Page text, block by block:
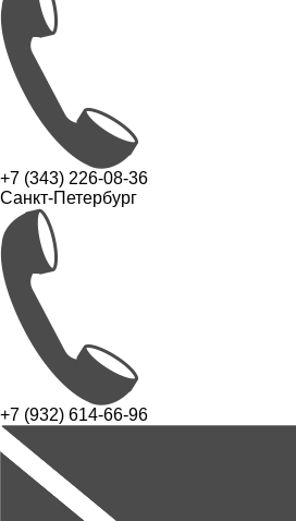
+7 (343) 226-08-36
Санкт-Петербург
+7 (932) 614-66-96